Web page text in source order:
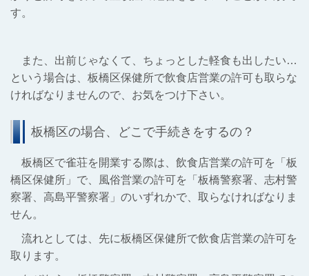
す。
また、出前じゃなくて、ちょっとした軽食も出したい…
という場合は、板橋区保健所で飲食店営業の許可も取らな
ければなりませんので、お気をつけ下さい。
板橋区の場合、どこで手続きをするの？
板橋区で雀荘を開業する際は、飲食店営業の許可を「板
橋区保健所」で、風俗営業の許可を「板橋警察署、志村警
察署、高島平警察署」のいずれかで、取らなければなりま
せん。
流れとしては、先に板橋区保健所で飲食店営業の許可を
取ります。